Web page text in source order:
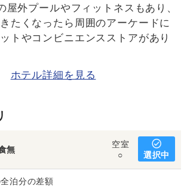
屋外プールやフィットネスもあり、
たくなったら周囲のアーケードに
トやコンビニエンスストアがあり
ホテル詳細を見る
無
空室
○
選択中
泊分の差額